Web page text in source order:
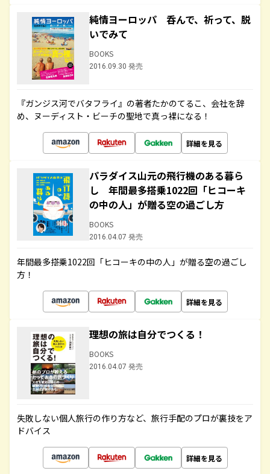
純情ヨーロッパ 呑んで、祈って、脱
いでみて
BOOKS
2016.09.30 発売
『ガンジス河でバタフライ』の著者たかのてるこ、会社を辞
め、ヌーディスト・ビーチの聖地で真っ裸になる！
詳細を見る
パラダイス山元の飛行機のある暮ら
し 年間最多搭乗1022回「ヒコーキ
の中の人」が贈る空の過ごし方
BOOKS
2016.04.07 発売
年間最多搭乗1022回「ヒコーキの中の人」が贈る空の過ごし
方！
詳細を見る
理想の旅は自分でつくる！
BOOKS
2016.04.07 発売
失敗しない個人旅行の作り方など、旅行手配のプロが裏技をア
ドバイス
詳細を見る